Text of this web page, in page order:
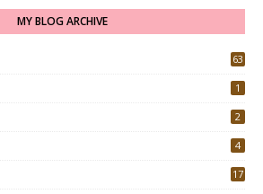
MY BLOG ARCHIVE
63
1
2
4
17